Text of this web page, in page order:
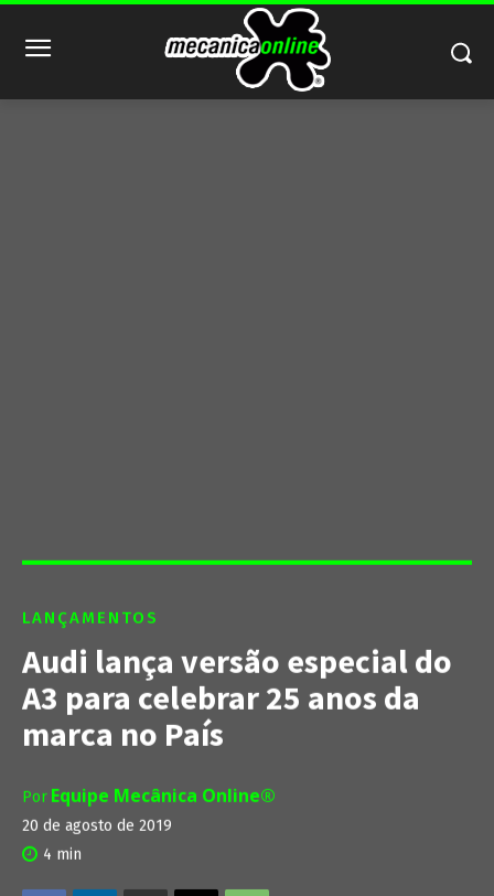
LANÇAMENTOS
Audi lança versão especial do
A3 para celebrar 25 anos da
marca no País
Por Equipe Mecânica Online®
20 de agosto de 2019
4 min